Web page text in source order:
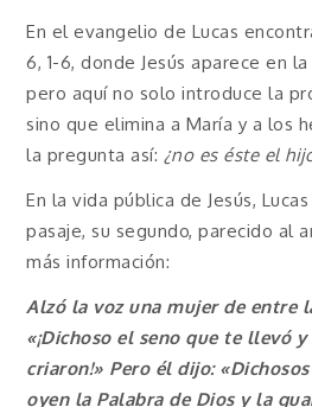
En el evangelio de Lucas
6, 1-6, donde Jesús aparece en
pero aquí no solo introduce la
sino que elimina a María y a los
la pregunta así: ¿no es éste el
En la vida pública de Jesús,
pasaje, su segundo, parecido al
más información:
Alzó la voz una mujer de entre
«¡Dichoso el seno que te llevó
criaron!» Pero él dijo:
oyen la Palabra de Dios y la